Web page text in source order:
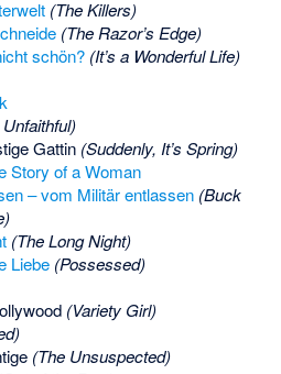
(The Killers)
(The Razor’s Edge)
schön? (It’s a Wonderful Life)
Gattin (Suddenly, It’s Spring)
Story of a Woman
– vom Militär entlassen (Buck
(The Long Night)
Liebe (Possessed)
(Variety Girl)
(The Unsuspected)